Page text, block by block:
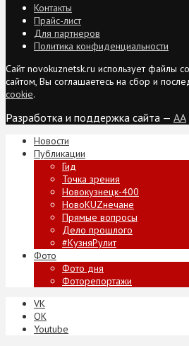
Контакты
Прайс-лист
Для партнеров
Политика конфиденциальности
Сайт novokuznetsk.ru использует файлы
сайтом, Вы соглашаетесь на сбор и
cookie.
Разработка и поддержка сайта — AA
Новости
Публикации
Гид
Точка зрения
Новокузнецк-400
НовоKUZнечане
Прямые вопросы
Дело прошлого
#КузняРулит
Фото
Фото дня
Фоторепортажи
VK
ОК
Youtube